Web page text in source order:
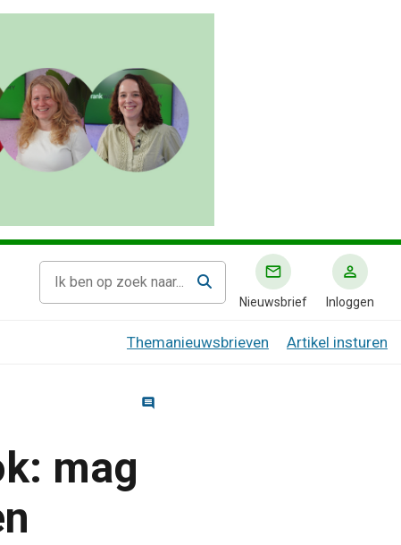
Nieuwsbrief Inloggen
Themanieuwsbrieven Artikel insturen
mag